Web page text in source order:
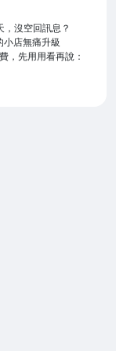
，沒空回訊息？
小店無痛升級
，先用用看再說：